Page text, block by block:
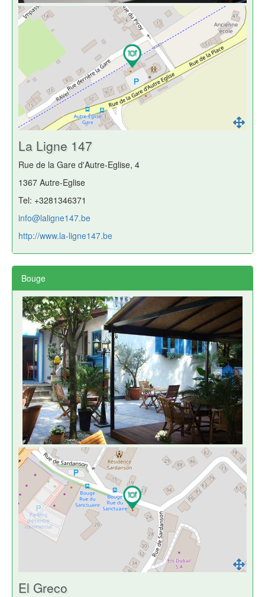
La Ligne 147
Rue de la Gare d'Autre-Eglise, 4
1367 Autre-Eglise
Tel: +3281346371
info@laligne147.be
http://www.la-ligne147.be
Bouge
El Greco